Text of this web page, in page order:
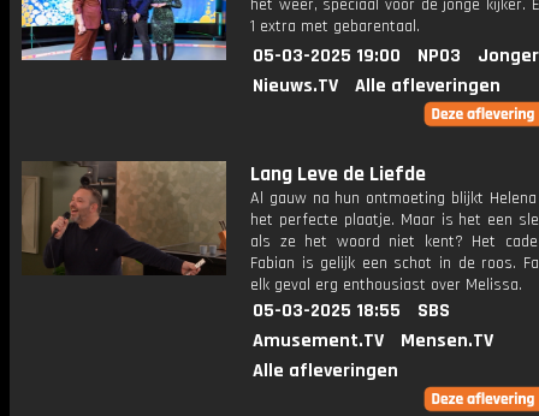
het weer, speciaal voor de jonge kijker.
1 extra met gebarentaal.
05-03-2025 19:00 NPO3
Nieuws.TV
Alle afleveringen
Lang Leve de Liefde
Al gauw na hun ontmoeting blijkt Helena
het perfecte plaatje. Maar is het een
als ze het woord niet kent? Het
Fabian is gelijk een schot in de roos.
elk geval erg enthousiast over Melissa.
05-03-2025 18:55
SBS
Amusement.TV
Mensen.TV
Alle afleveringen